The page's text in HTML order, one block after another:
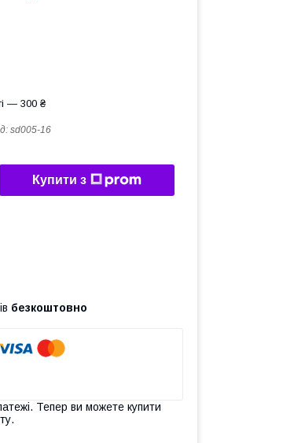
— 300 ₴
sd005-16
Купити з
безкоштовно
Тепер ви можете купити